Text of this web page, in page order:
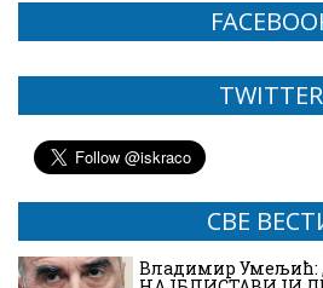
TWITTER
СВЕ
Владимир Умељић: